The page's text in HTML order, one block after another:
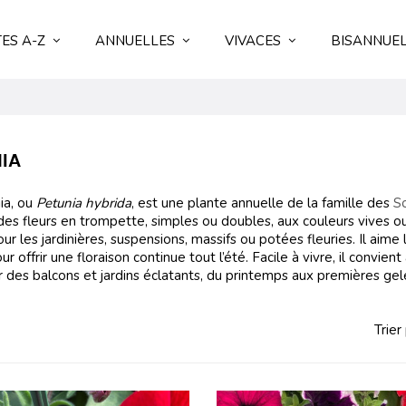
A-Z ANNUELLES VIVACES
ou Petunia hybrida, est une plante annuelle de la famille des
fleurs en trompette, simples ou doubles, aux couleurs vives
les jardinières, suspensions, massifs ou potées fleuries. Il
offrir une floraison continue tout l’été. Facile à vivre, il
des balcons et jardins éclatants, du printemps aux premières
Trier